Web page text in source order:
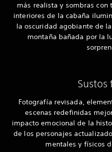
más realista y sombras con
interiores de la cabaña
la oscuridad agobiante de
montaña bañada por la
Sustos
Fotografía revisada,
escenas redefinidas
impacto emocional de la
de los personajes
mentales y físicos